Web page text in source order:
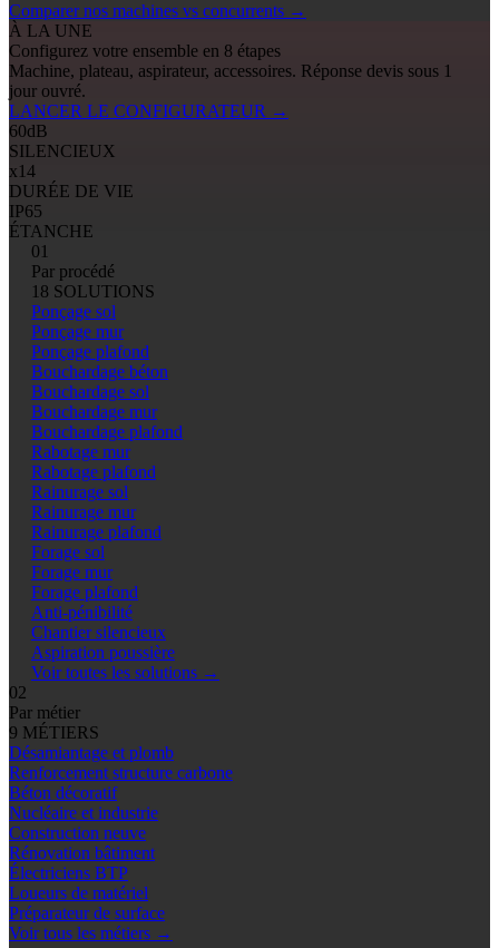
Comparer nos machines vs concurrents →
À LA UNE
Configurez votre ensemble en 8 étapes
Machine, plateau, aspirateur, accessoires. Réponse devis sous 1
jour ouvré.
LANCER LE CONFIGURATEUR →
60dB
SILENCIEUX
x14
DURÉE DE VIE
IP65
ÉTANCHE
01
Par procédé
18 SOLUTIONS
Ponçage sol
Ponçage mur
Ponçage plafond
Bouchardage béton
Bouchardage sol
Bouchardage mur
Bouchardage plafond
Rabotage mur
Rabotage plafond
Rainurage sol
Rainurage mur
Rainurage plafond
Forage sol
Forage mur
Forage plafond
Anti-pénibilité
Chantier silencieux
Aspiration poussière
Voir toutes les solutions →
02
Par métier
9 MÉTIERS
Désamiantage et plomb
Renforcement structure carbone
Béton décoratif
Nucléaire et industrie
Construction neuve
Rénovation bâtiment
Électriciens BTP
Loueurs de matériel
Préparateur de surface
Voir tous les métiers →